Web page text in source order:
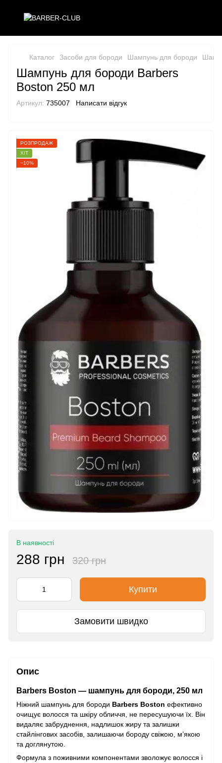
Каталог Засоби для бороди Шампунь для бороди
Шампунь для бороди Barbers
Boston 250 мл
Артикул: 735007 Написати відгук
РОЗПРОДАЖ
ХІТ
−10%
В наявності
288 грн 320 грн
Купити
Замовити швидко
Опис
Barbers Boston — шампунь для бороди, 250 мл
Ніжний шампунь для бороди Barbers Boston ефективно
очищує волосся та шкіру обличчя, не пересушуючи їх. Він
видаляє забруднення, надлишок жиру та залишки
стайлінгових засобів, залишаючи бороду свіжою, м’якою
та доглянутою.
Формула з поживними компонентами зволожує волосся і